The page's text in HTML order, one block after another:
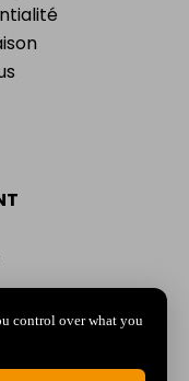
control over what you